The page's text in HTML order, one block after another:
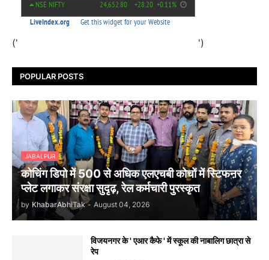
(' ')
POPULAR POSTS
JABALPUR
कोचिंग डिपो में 500 से अधिक एलएचबी कोचों में स्टिफऩर
प्लेट लगाकर संरक्षा सुदृढ़, रेल कर्मचारी पुरस्कृत
by KhabarAbhiTak - August 04, 2026
विजयनगर के ' एआर कैफे ' में स्कूल की नाबालिग छात्रा से
रेप